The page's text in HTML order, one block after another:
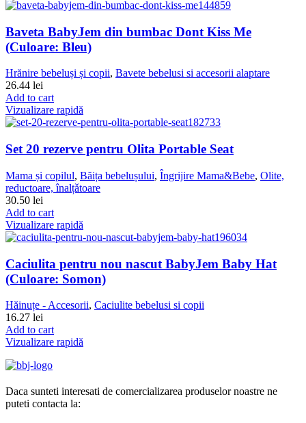
Baveta BabyJem din bumbac Dont Kiss Me
(Culoare: Bleu)
Hrănire bebeluși și copii, Bavete bebelusi si accesorii alaptare
26.44 lei
Add to cart
Vizualizare rapidă
Set 20 rezerve pentru Olita Portable Seat
Mama și copilul, Băița bebelușului, Îngrijire Mama&Bebe, Olite,
reductoare, înalțǎtoare
30.50 lei
Add to cart
Vizualizare rapidă
Caciulita pentru nou nascut BabyJem Baby Hat
(Culoare: Somon)
Hăinuțe - Accesorii, Caciulite bebelusi si copii
16.27 lei
Add to cart
Vizualizare rapidă
Daca sunteti interesati de comercializarea produselor noastre ne
puteti contacta la: